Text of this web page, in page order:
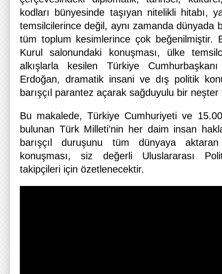
kodları bünyesinde taşıyan nitelikli hitabı,
temsilcilerince değil, aynı zamanda dünyada
tüm toplum kesimlerince çok beğenilmiştir.
Kurul salonundaki konuşması, ülke
alkışlarla kesilen Türkiye
Erdoğan, dramatik insani ve dış politik
barışçıl parantez açarak sağduyulu bir
Bu makalede, Türkiye Cumhuriyeti ve
bulunan Türk Milleti’nin her daim insan
barışçıl duruşunu tüm dünyaya
konuşması, siz değerli Uluslararası
takipçileri için özetlenecektir.